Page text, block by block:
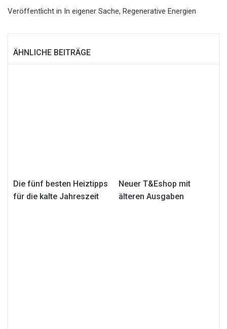
Veröffentlicht in In eigener Sache, Regenerative Energien
ÄHNLICHE BEITRÄGE
Die fünf besten Heiztipps
für die kalte Jahreszeit
Neuer T&Eshop mit
älteren Ausgaben